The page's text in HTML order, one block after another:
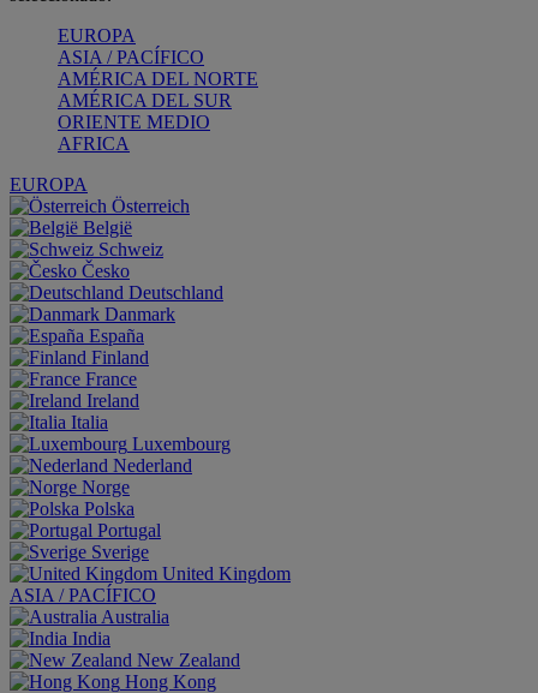
EUROPA
ASIA / PACÍFICO
AMÉRICA DEL NORTE
AMÉRICA DEL SUR
ORIENTE MEDIO
AFRICA
EUROPA
Österreich
België
Schweiz
Česko
Deutschland
Danmark
España
Finland
France
Ireland
Italia
Luxembourg
Nederland
Norge
Polska
Portugal
Sverige
United Kingdom
ASIA / PACÍFICO
Australia
India
New Zealand
Hong Kong